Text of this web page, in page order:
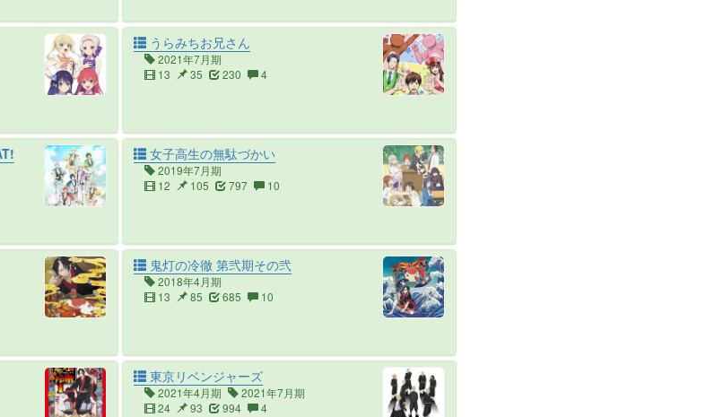
うらみちお兄さん
2021年7月期
13
35 230 4
女子高生の無駄づかい
2019年7月期
12
105 797 10
鬼灯の冷徹 第弐期その弐
2018年4月期
13
85 685 10
東京リベンジャーズ
2021年4月期
2021年7月期
24
93 994 4